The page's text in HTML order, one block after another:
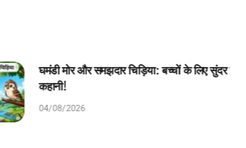
घमंडी मोर और समझदार चिड़िया: बच्चों के लिए सुंदर जंगल
कहानी!
04/08/2026